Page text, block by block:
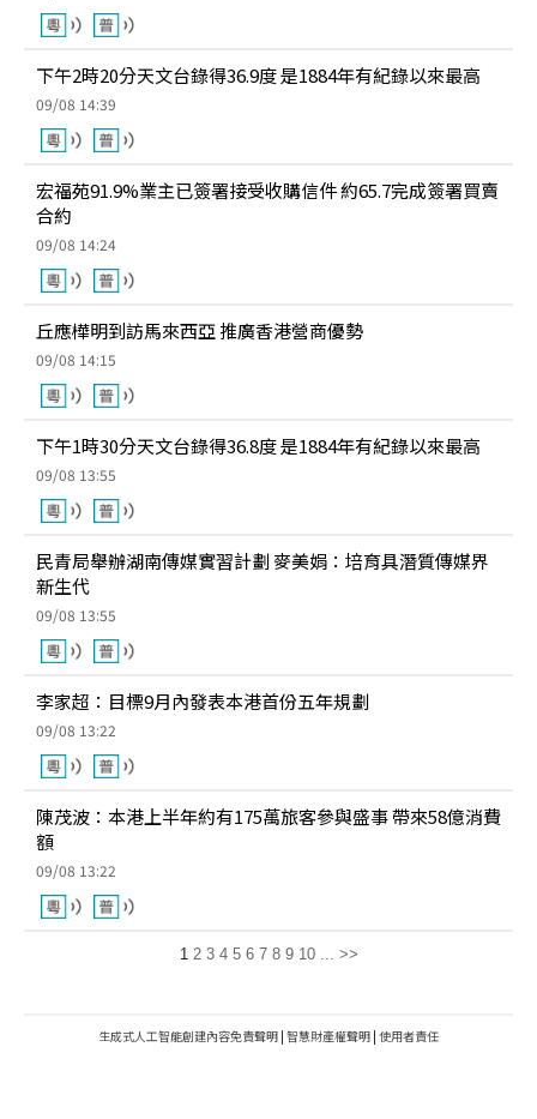
下午2時20分天文台錄得36.9度 是1884年有紀錄以來最高
09/08 14:39
宏福苑91.9%業主已簽署接受收購信件 約65.7完成簽署買賣
合約
09/08 14:24
丘應樺明到訪馬來西亞 推廣香港營商優勢
09/08 14:15
下午1時30分天文台錄得36.8度 是1884年有紀錄以來最高
09/08 13:55
民青局舉辦湖南傳媒實習計劃 麥美娟：培育具潛質傳媒界
新生代
09/08 13:55
李家超：目標9月內發表本港首份五年規劃
09/08 13:22
陳茂波：本港上半年約有175萬旅客參與盛事 帶來58億消費
額
09/08 13:22
1 2 3 4 5 6 7 8 9 10 ... >>
生成式人工智能創建內容免責聲明 | 智慧財產權聲明 | 使用者責任